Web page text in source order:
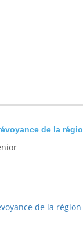
de la
de la